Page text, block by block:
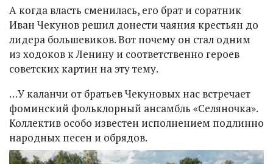
А когда власть сменилась, его брат и соратник
Иван Чекунов решил донести чаяния крестьян до
лидера большевиков. Вот почему он стал одним
из ходоков к Ленину и соответственно героев
советских картин на эту тему.
…У каланчи от братьев Чекуновых нас встречает
фоминский фольклорный ансамбль «Селяночка».
Коллектив особо известен исполнением подлинно
народных песен и обрядов.